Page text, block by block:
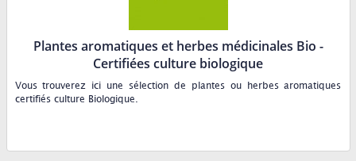
Plantes aromatiques et herbes médicinales Bio -
Certifiées culture biologique
Vous trouverez ici une sélection de plantes ou herbes aromatiques
certifiés culture Biologique.